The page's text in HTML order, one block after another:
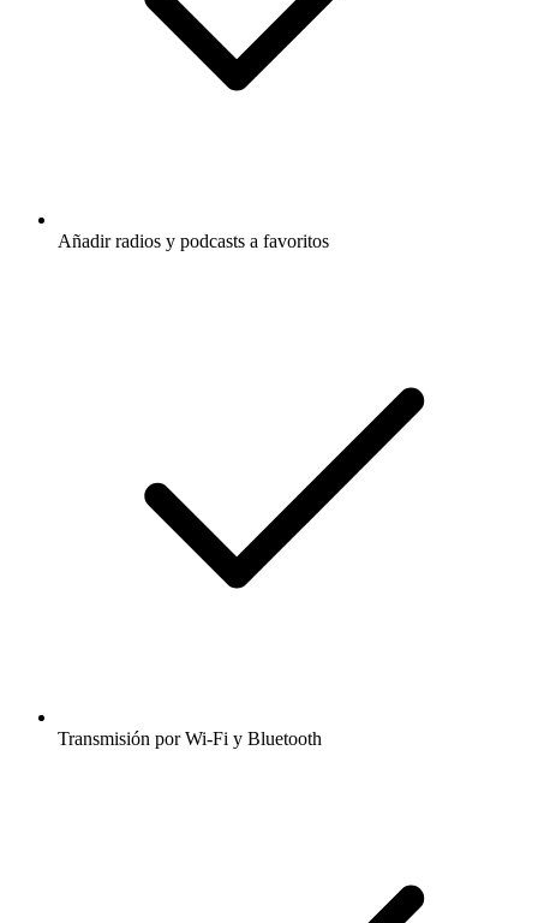
Añadir radios y podcasts a favoritos
Transmisión por Wi-Fi y Bluetooth